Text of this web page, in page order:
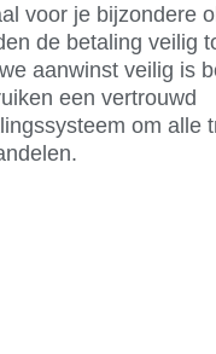
voor je bijzondere
de betaling veilig
aanwinst veilig is
een vertrouwd
om alle